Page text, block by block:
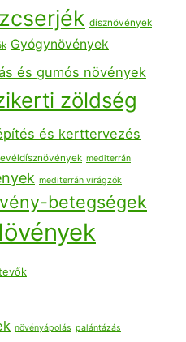
dísznövények
Gyógynövények
és gumós növények
zöldség
és kerttervezés
mediterrán
mediterrán virágzók
betegségek
növényápolás palántázás